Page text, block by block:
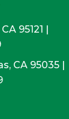
95121 |
CA 95035|